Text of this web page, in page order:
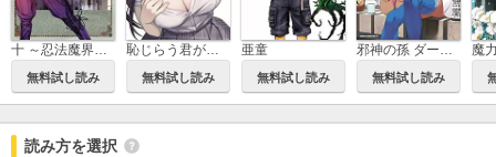
十 ～忍法魔界転生～
無料試し読み
恥じらう君が見たいんだ
無料試し読み
亜童
無料試し読み
邪神の孫 ダークエルフ姉妹と過ごす異世界引きこもり生活
無料試し読み
読み方を選択